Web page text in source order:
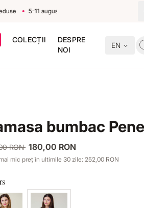
5-11 august
COLECȚII
DESPRE
NOI
EN
bumbac
RON 180,00 RON
mic preț în ultimile 30 zile: 252,00 RON